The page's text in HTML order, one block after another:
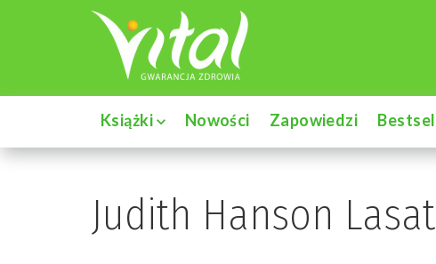
Książki Nowości Zapowiedzi
Judith Hanson